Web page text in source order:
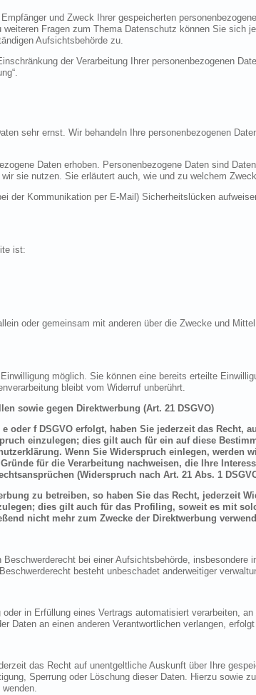
und Zweck Ihrer gespeicherten
Fragen zum Thema Datenschutz können Sie sich
Aufsichtsbehörde zu.
der Verarbeitung Ihrer personenbezogenen
sehr ernst. Wir behandeln Ihre personenbezogenen
Daten erhoben. Personenbezogene Daten sind
sie nutzen. Sie erläutert auch, wie und zu welchem
der Kommunikation per E-Mail) Sicherheitslücken
ist:
oder gemeinsam mit anderen über die Zwecke und
möglich. Sie können eine bereits erteilte
bleibt vom Widerruf unberührt.
sowie gegen Direktwerbung (Art. 21 DSGVO)
oder f DSGVO erfolgt, haben Sie jederzeit das Recht,
einzulegen; dies gilt auch für ein auf diese
Wenn Sie Widerspruch einlegen, werden
für die Verarbeitung nachweisen, die Ihre
(Widerspruch nach Art. 21 Abs. 1
zu betreiben, so haben Sie das Recht, jederzeit
dies gilt auch für das Profiling, soweit es mit
nicht mehr zum Zwecke der Direktwerbung
bei einer Aufsichtsbehörde,
besteht unbeschadet anderweitiger
in Erfüllung eines Vertrags automatisiert verarbeiten,
Daten an einen anderen Verantwortlichen verlangen,
das Recht auf unentgeltliche Auskunft über Ihre
Sperrung oder Löschung dieser Daten. Hierzu sowie